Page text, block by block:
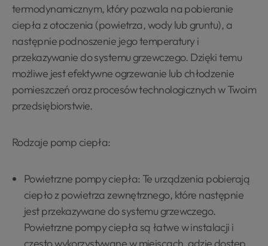
termodynamicznym, który pozwala na pobieranie
ciepła z otoczenia (powietrza, wody lub gruntu), a
następnie podnoszenie jego temperatury i
przekazywanie do systemu grzewczego. Dzięki temu
możliwe jest efektywne ogrzewanie lub chłodzenie
pomieszczeń oraz procesów technologicznych w Twoim
przedsiębiorstwie.
Rodzaje pomp ciepła:
Powietrzne pompy ciepła: Te urządzenia pobierają
ciepło z powietrza zewnętrznego, które następnie
jest przekazywane do systemu grzewczego.
Powietrzne pompy ciepła są łatwe w instalacji i